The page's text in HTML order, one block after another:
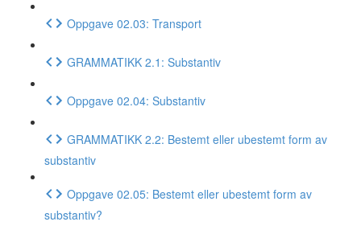
Oppgave 02.03: Transport
GRAMMATIKK 2.1: Substantiv
Oppgave 02.04: Substantiv
GRAMMATIKK 2.2: Bestemt eller ubestemt form av
substantiv
Oppgave 02.05: Bestemt eller ubestemt form av
substantiv?